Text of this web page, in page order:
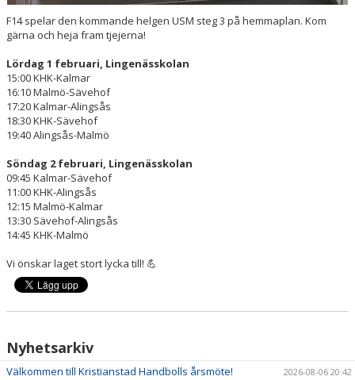
F14 spelar den kommande helgen USM steg 3 på hemmaplan. Kom
gärna och heja fram tjejerna!
Lördag 1 februari, Lingenässkolan
15:00 KHK-Kalmar
16:10 Malmö-Sävehof
17:20 Kalmar-Alingsås
18:30 KHK-Sävehof
19:40 Alingsås-Malmö
Söndag 2 februari, Lingenässkolan
09:45 Kalmar-Sävehof
11:00 KHK-Alingsås
12:15 Malmö-Kalmar
13:30 Sävehof-Alingsås
14:45 KHK-Malmö
Vi önskar laget stort lycka till! 💪
Nyhetsarkiv
Välkommen till Kristianstad Handbolls årsmöte! 2026-08-06 20:42